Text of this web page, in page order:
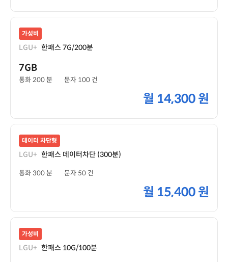
가성비
LGU+ 한패스 7G/200분
7GB
통화 200 분 문자 100 건
월 14,300 원
데이터 차단형
LGU+ 한패스 데이터차단 (300분)
통화 300 분 문자 50 건
월 15,400 원
가성비
LGU+ 한패스 10G/100분